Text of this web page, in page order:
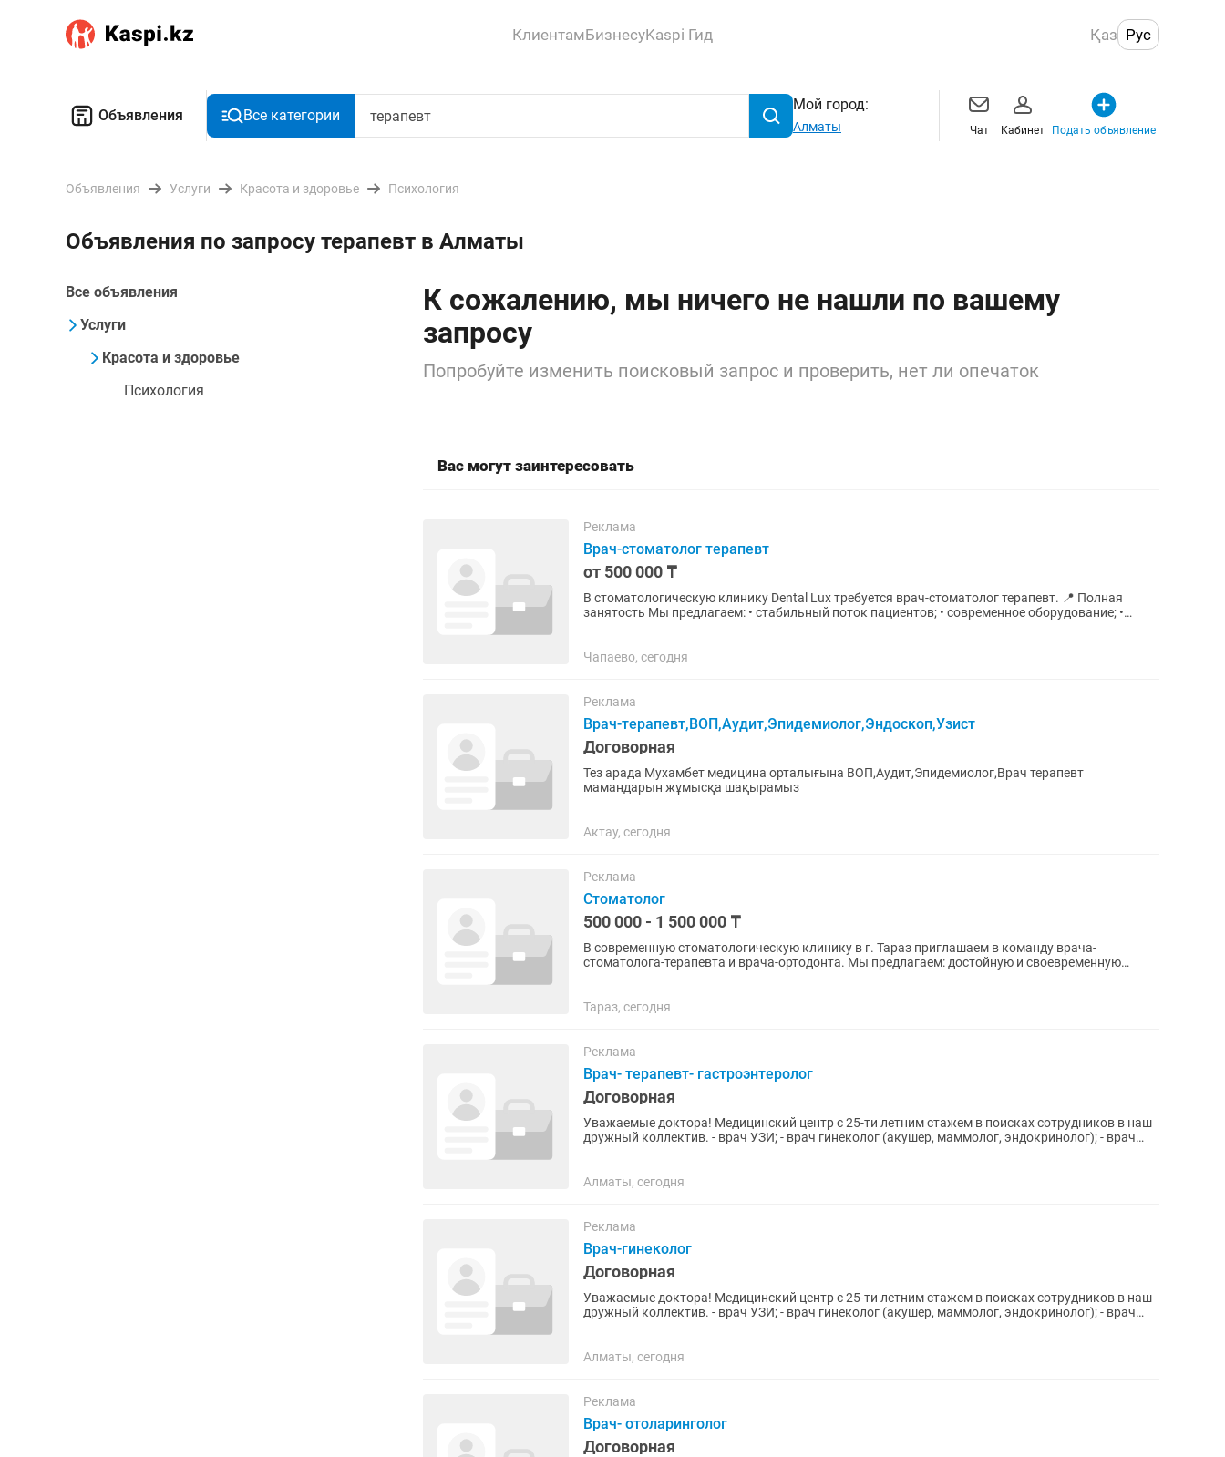
КлиентамБизнесуKaspi Гид Қаз Рус
Объявления Все категории
Мой город:
Алматы Чат Кабинет Подать объявление
Объявления Услуги Красота и здоровье Психология
Объявления по запросу терапевт в Алматы
Все объявления
Услуги
Красота и здоровье
Психология
К сожалению, мы ничего не нашли по вашему
запросу
Попробуйте изменить поисковый запрос и проверить, нет ли опечаток
Вас могут заинтересовать
Реклама
Врач-стоматолог терапевт
от 500 000 ₸
В стоматологическую клинику Dental Lux требуется врач-стоматолог терапевт. 📍 Полная
занятость Мы предлагаем: • стабильный поток пациентов; • современное оборудование; •
Чапаево, сегодня
Реклама
Врач-терапевт,ВОП,Аудит,Эпидемиолог,Эндоскоп,Узист
Договорная
Тез арада Мухамбет медицина орталығына ВОП,Аудит,Эпидемиолог,Врач терапевт
мамандарын жұмысқа шақырамыз
Актау, сегодня
Реклама
Стоматолог
500 000 - 1 500 000 ₸
В современную стоматологическую клинику в г. Тараз приглашаем в команду врача-
стоматолога-терапевта и врача-ортодонта. Мы предлагаем: достойную и своевременную
Тараз, сегодня
Реклама
Врач- терапевт- гастроэнтеролог
Договорная
Уважаемые доктора! Медицинский центр с 25-ти летним стажем в поисках сотрудников в наш
дружный коллектив. - врач УЗИ; - врач гинеколог (акушер, маммолог, эндокринолог); - врач
Алматы, сегодня
Реклама
Врач-гинеколог
Договорная
Уважаемые доктора! Медицинский центр с 25-ти летним стажем в поисках сотрудников в наш
дружный коллектив. - врач УЗИ; - врач гинеколог (акушер, маммолог, эндокринолог); - врач
Алматы, сегодня
Реклама
Врач- отоларинголог
Договорная